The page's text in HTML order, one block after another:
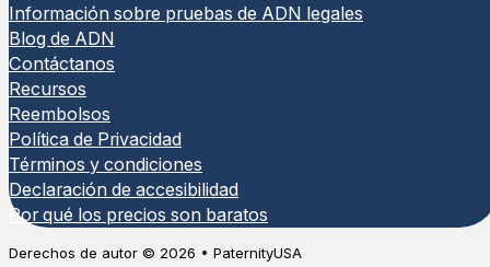
La Prueba Legal de ADN entre
Hermanos determina si dos individuos
comparten uno o ambos padres
biológicos, con resultados que son…
A partir de$245.00
Información sobre pruebas de ADN legales
Blog de ADN
Contáctanos
Recursos
Reembolsos
Política de Privacidad
Términos y condiciones
Declaración de accesibilidad
Por qué los precios son baratos
Derechos de autor © 2026 • PaternityUSA